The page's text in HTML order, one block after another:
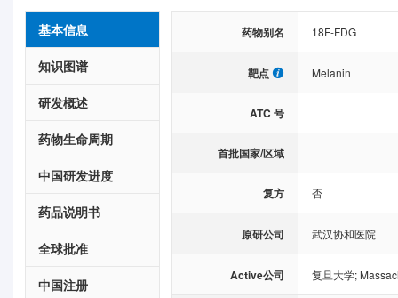
基本信息
知识图谱
研发概述
药物生命周期
中国研发进度
药品说明书
全球批准
中国注册
药物别名 18F-FDG
靶点 Melanin
ATC 号
首批国家/区域
复方 否
原研公司 武汉协和医院
Active公司 复旦大学;